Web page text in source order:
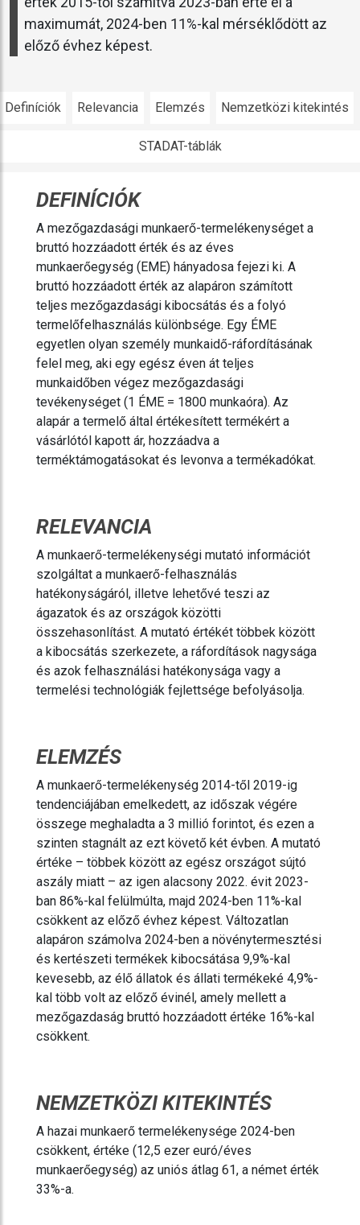
maximumát, 2024-ben 11%-kal mérséklődött az
előző évhez képest.
Definíciók Relevancia Elemzés Nemzetközi kitekintés
STADAT-táblák
DEFINÍCIÓK
A mezőgazdasági munkaerő-termelékenységet a
bruttó hozzáadott érték és az éves
munkaerőegység (EME) hányadosa fejezi ki. A
bruttó hozzáadott érték az alapáron számított
teljes mezőgazdasági kibocsátás és a folyó
termelőfelhasználás különbsége. Egy ÉME
egyetlen olyan személy munkaidő-ráfordításának
felel meg, aki egy egész éven át teljes
munkaidőben végez mezőgazdasági
tevékenységet (1 ÉME = 1800 munkaóra). Az
alapár a termelő által értékesített termékért a
vásárlótól kapott ár, hozzáadva a
terméktámogatásokat és levonva a termékadókat.
RELEVANCIA
A munkaerő-termelékenységi mutató információt
szolgáltat a munkaerő-felhasználás
hatékonyságáról, illetve lehetővé teszi az
ágazatok és az országok közötti
összehasonlítást. A mutató értékét többek között
a kibocsátás szerkezete, a ráfordítások nagysága
és azok felhasználási hatékonysága vagy a
termelési technológiák fejlettsége befolyásolja.
ELEMZÉS
A munkaerő-termelékenység 2014-től 2019-ig
tendenciájában emelkedett, az időszak végére
összege meghaladta a 3 millió forintot, és ezen a
szinten stagnált az ezt követő két évben. A mutató
értéke – többek között az egész országot sújtó
aszály miatt – az igen alacsony 2022. évit 2023-
ban 86%-kal felülmúlta, majd 2024-ben 11%-kal
csökkent az előző évhez képest. Változatlan
alapáron számolva 2024-ben a növénytermesztési
és kertészeti termékek kibocsátása 9,9%-kal
kevesebb, az élő állatok és állati termékeké 4,9%-
kal több volt az előző évinél, amely mellett a
mezőgazdaság bruttó hozzáadott értéke 16%-kal
csökkent.
NEMZETKÖZI KITEKINTÉS
A hazai munkaerő termelékenysége 2024-ben
csökkent, értéke (12,5 ezer euró/éves
munkaerőegység) az uniós átlag 61, a német érték
33%-a.